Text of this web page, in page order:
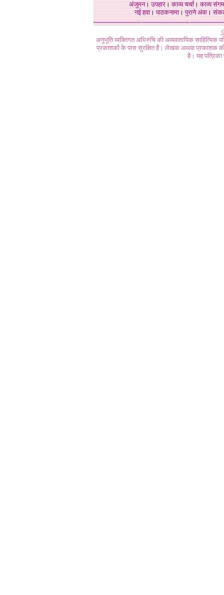
अंजुमन।उपहार।काव्य चर्चा।काव्य संगम
नई हवा। पाठकनामा। पुराने अंक।
अनुभूति व्यक्तिगत अभिरुचि की अव्यवसायिक
प्रकाशकों के पास सुरक्षित हैं। लेखक अथवा प्रकाशक की
है। यह पत्रिका